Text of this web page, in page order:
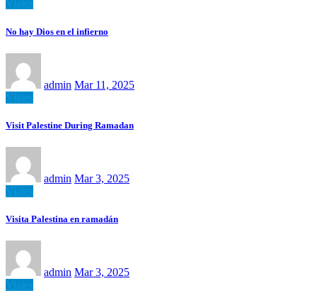
No hay Dios en el infierno
admin Mar 11, 2025
Visit Palestine During Ramadan
admin Mar 3, 2025
Visita Palestina en ramadán
admin Mar 3, 2025